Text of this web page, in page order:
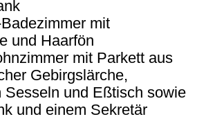
mit
und Haarfön
mit Parkett aus
Gebirgslärche,
Sesseln und Eßtisch sowie
und einem Sekretär